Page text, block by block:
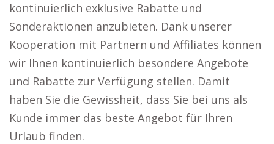
kontinuierlich exklusive Rabatte und
Sonderaktionen anzubieten. Dank unserer
Kooperation mit Partnern und Affiliates können
wir Ihnen kontinuierlich besondere Angebote
und Rabatte zur Verfügung stellen. Damit
haben Sie die Gewissheit, dass Sie bei uns als
Kunde immer das beste Angebot für Ihren
Urlaub finden.